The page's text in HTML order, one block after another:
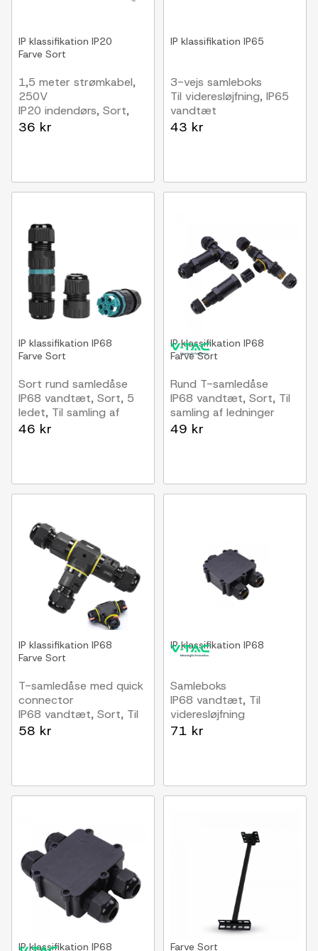
IP klassifikation IP20
Farve Sort
1,5 meter strømkabel,
250V
IP20 indendørs, Sort,
Eurostik og afisolerede
36 kr
IP klassifikation IP65
3-vejs samleboks
Til videresløjfning, IP65
vandtæt
43 kr
IP klassifikation IP68
Farve Sort
Sort rund samledåse
IP68 vandtæt, Sort, 5
ledet, Til samling af
ledninger, DALI/1-10V
46 kr
IP klassifikation IP68
FarveSort
Rund T-samledåse
IP68 vandtæt, Sort, Til
samling af ledninger
49 kr
IP klassifikation IP68
Farve Sort
T-samledåse med quick
connector
IP68 vandtæt, Sort, Til
samling af ledninger, 3-
58 kr
IP klassifikation IP68
Samleboks
IP68 vandtæt, Til
videresløjfning
71 kr
IP klassifikation IP68 Farve Sort